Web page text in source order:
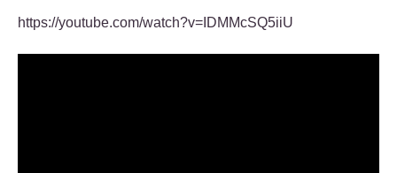
https://youtube.com/watch?v=IDMMcSQ5iiU